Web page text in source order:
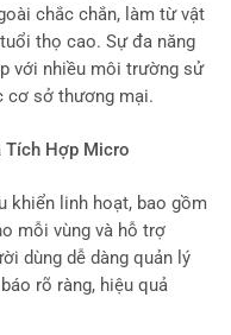
chắc chắn, làm từ vật
thọ cao. Sự đa năng
với nhiều môi trường sử
cơ sở thương mại.
Tích Hợp Micro
khiển linh hoạt, bao gồm
mỗi vùng và hỗ trợ
dùng dễ dàng quản lý
rõ ràng, hiệu quả